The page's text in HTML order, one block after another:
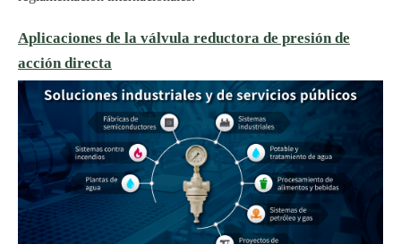
Aplicaciones de la válvula reductora de presión de
acción directa